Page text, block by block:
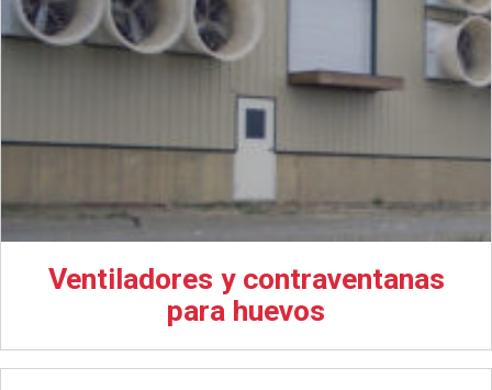
Ventiladores y contraventanas
para huevos